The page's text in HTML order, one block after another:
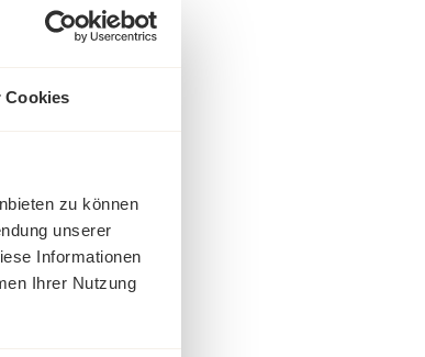
Cookies
zu können
unserer
Informationen
Ihrer Nutzung